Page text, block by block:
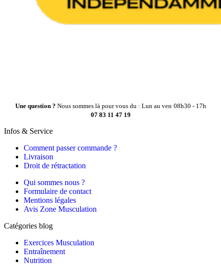
Une question ? Nous sommes là pour vous du : Lun au ven 08h30 - 17h
07 83 11 47 19
Infos & Service
Comment passer commande ?
Livraison
Droit de rétractation
Qui sommes nous ?
Formulaire de contact
Mentions légales
Avis Zone Musculation
Catégories blog
Exercices Musculation
Entraînement
Nutrition